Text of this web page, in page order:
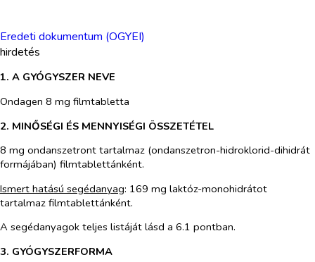
Eredeti dokumentum (OGYEI)
hirdetés
1. A GYÓGYSZER NEVE
Ondagen 8 mg filmtabletta
2. MINŐSÉGI ÉS MENNYISÉGI ÖSSZETÉTEL
8 mg ondanszetront tartalmaz (ondanszetron-hidroklorid-dihidrát
formájában) filmtablettánként.
Ismert hatású segédanyag: 169 mg laktóz-monohidrátot
tartalmaz filmtablettánként.
A segédanyagok teljes listáját lásd a 6.1 pontban.
3. GYÓGYSZERFORMA